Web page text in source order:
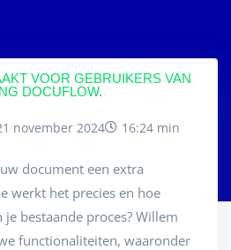
VOOR GEBRUIKERS VAN
DOCUFLOW.
november 2024 16:24 min
document een extra
werkt het precies en hoe
bestaande proces? Willem
functionaliteiten, waaronder